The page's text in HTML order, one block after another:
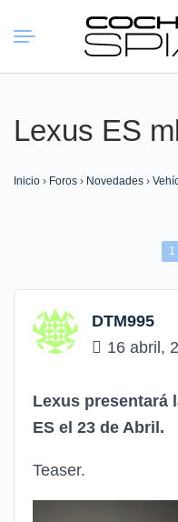
Buscar:
Lexus ES
Inicio › Foros › Novedades ›
1
DTM995
16 abril,
Lexus presentará
ES el 23 de Abril.
Teaser.